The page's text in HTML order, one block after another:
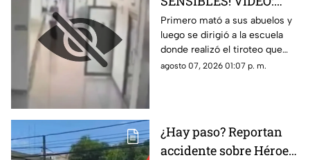
Momento exacto en que
un adolescente de 14
años realiza un tiroteo
masivo en su escuela;
Primero mató a sus abuelos y
luego se dirigió a la escuela
donde realizó el tiroteo que
dejó cinco maestros sin vida y
agosto 07, 2026 01:07 p. m.
¿Hay paso? Reportan
accidente sobre Héroe